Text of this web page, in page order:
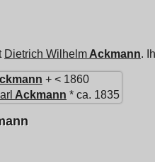
Dietrich Wilhelm Ackmann.
+ < 1860
Ackmann * ca. 1835